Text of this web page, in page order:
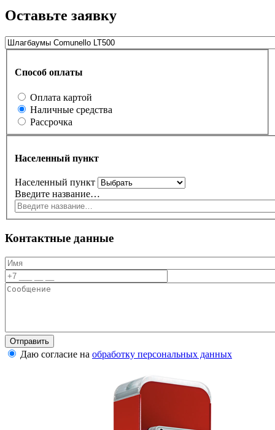
Оставьте заявку
Способ оплаты
Оплата картой
Наличные средства
Рассрочка
Населенный пункт
Населенный пункт
Введите название…
Контактные данные
Даю согласие на обработку персональных данных